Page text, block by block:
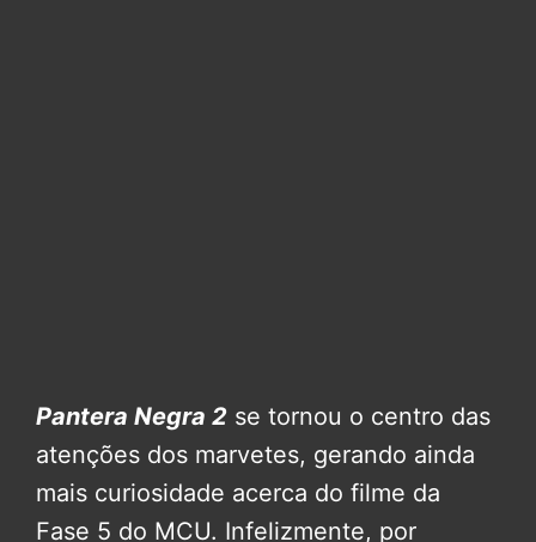
Pantera Negra 2 se tornou o centro das
atenções dos marvetes, gerando ainda
mais curiosidade acerca do filme da
Fase 5 do MCU. Infelizmente, por